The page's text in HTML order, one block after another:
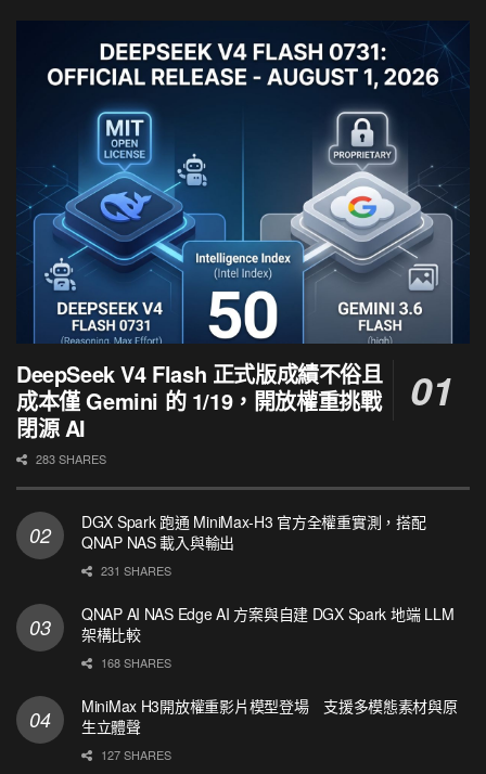
DeepSeek V4 Flash 正式版成績不俗且
成本僅 Gemini 的 1/19，開放權重挑戰
閉源 AI
283 SHARES
DGX Spark 跑通 MiniMax-H3 官方全權重實測，搭配
QNAP NAS 載入與輸出
231 SHARES
QNAP AI NAS Edge AI 方案與自建 DGX Spark 地端 LLM
架構比較
168 SHARES
MiniMax H3開放權重影片模型登場 支援多模態素材與原
生立體聲
127 SHARES